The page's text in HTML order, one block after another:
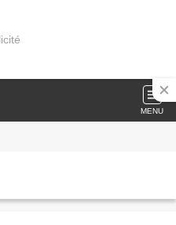
MENU